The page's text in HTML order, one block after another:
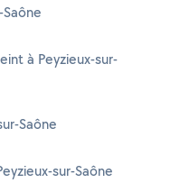
à Peyzieux-sur-
Saône
sur-Saône